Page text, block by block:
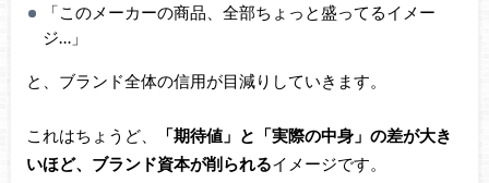
「このメーカーの商品、全部ちょっと盛ってるイメー
ジ…」
と、ブランド全体の信用が目減りしていきます。
これはちょうど、
「期待値」と「実際の中身」の差が大き
いほど、ブランド資本が削られるイメージです。